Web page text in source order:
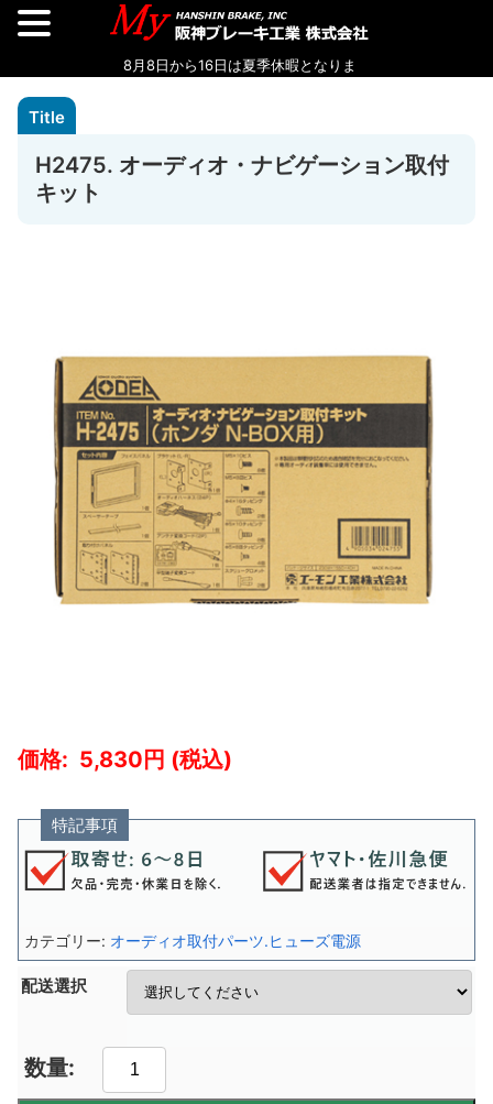
H2475. オーディオ・ナビゲーション取付
キット
5,830
特記事項
配送選択
カテゴリー: オーディオ取付パーツ.ヒューズ電源